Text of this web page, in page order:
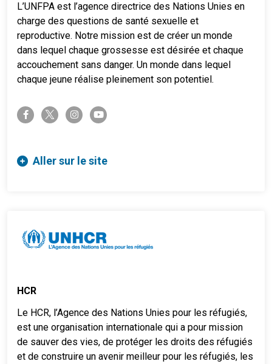
L’UNFPA est l’agence directrice des Nations Unies en
charge des questions de santé sexuelle et
reproductive. Notre mission est de créer un monde
dans lequel chaque grossesse est désirée et chaque
accouchement sans danger. Un monde dans lequel
chaque jeune réalise pleinement son potentiel.
facebook-ftwitter-x instagramyoutube
Aller sur le site
HCR
Le HCR, l’Agence des Nations Unies pour les réfugiés,
est une organisation internationale qui a pour mission
de sauver des vies, de protéger les droits des réfugiés
et de construire un avenir meilleur pour les réfugiés, les